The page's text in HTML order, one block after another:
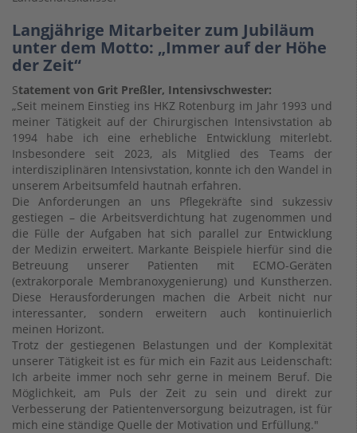
Langjährige Mitarbeiter zum Jubiläum
unter dem Motto: „Immer auf der Höhe
der Zeit“
Statement von Grit Preßler, Intensivschwester:
„Seit meinem Einstieg ins HKZ Rotenburg im Jahr 1993 und
meiner Tätigkeit auf der Chirurgischen Intensivstation ab
1994 habe ich eine erhebliche Entwicklung miterlebt.
Insbesondere seit 2023, als Mitglied des Teams der
interdisziplinären Intensivstation, konnte ich den Wandel in
unserem Arbeitsumfeld hautnah erfahren.
Die Anforderungen an uns Pflegekräfte sind sukzessiv
gestiegen – die Arbeitsverdichtung hat zugenommen und
die Fülle der Aufgaben hat sich parallel zur Entwicklung
der Medizin erweitert. Markante Beispiele hierfür sind die
Betreuung unserer Patienten mit ECMO-Geräten
(extrakorporale Membranoxygenierung) und Kunstherzen.
Diese Herausforderungen machen die Arbeit nicht nur
interessanter, sondern erweitern auch kontinuierlich
meinen Horizont.
Trotz der gestiegenen Belastungen und der Komplexität
unserer Tätigkeit ist es für mich ein Fazit aus Leidenschaft:
Ich arbeite immer noch sehr gerne in meinem Beruf. Die
Möglichkeit, am Puls der Zeit zu sein und direkt zur
Verbesserung der Patientenversorgung beizutragen, ist für
mich eine ständige Quelle der Motivation und Erfüllung."